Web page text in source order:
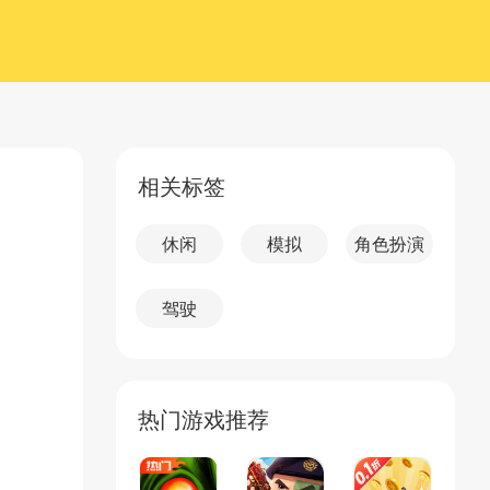
相关标签
休闲 模拟 角色扮演
驾驶
热门游戏推荐